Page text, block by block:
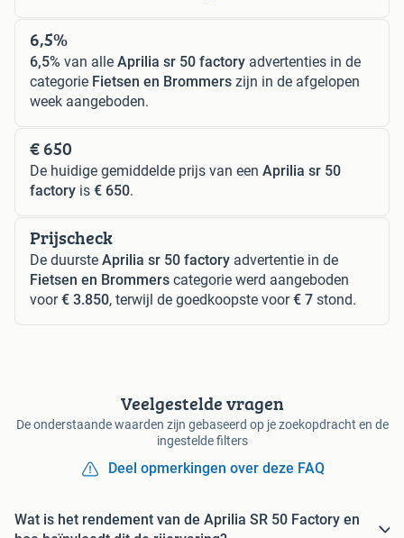
6,5%
6,5% van alle Aprilia sr 50 factory advertenties in de
categorie Fietsen en Brommers zijn in de afgelopen
week aangeboden.
€ 650
De huidige gemiddelde prijs van een Aprilia sr 50
factory is € 650.
Prijscheck
De duurste Aprilia sr 50 factory advertentie in de
Fietsen en Brommers categorie werd aangeboden
voor€ 3.850, terwijl de goedkoopste voor€ 7 stond.
Veelgestelde vragen
De onderstaande waarden zijn gebaseerd op je zoekopdracht en de
ingestelde filters
Deel opmerkingen over deze FAQ
Wat is het rendement van de Aprilia SR 50 Factory en